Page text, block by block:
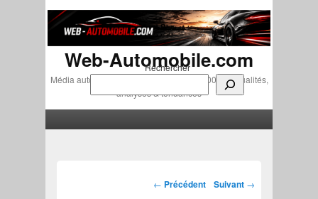
Rechercher
Web-Automobile.com
Média automobile indépendant depuis 2007 • Actualités,
analyses & tendances
Navigation des articles
← Précédent Suivant →